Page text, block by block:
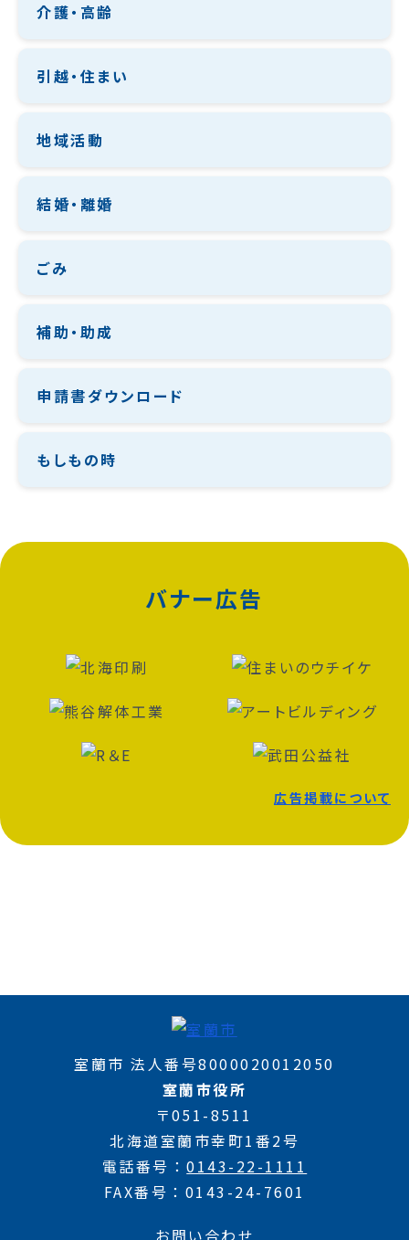
介護・高齢
引越・住まい
地域活動
結婚・離婚
ごみ
補助・助成
申請書ダウンロード
もしもの時
バナー広告
広告掲載について
室蘭市 法人番号8000020012050
室蘭市役所
〒051-8511
北海道室蘭市幸町1番2号
電話番号
0143-22-1111
FAX番号
0143-24-7601
お問い合わせ